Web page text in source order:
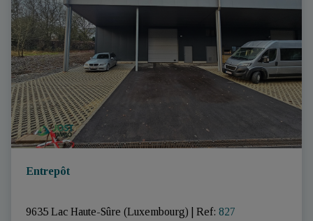
Entrepôt
9635 Lac Haute-Sûre (Luxembourg) Ref: 827